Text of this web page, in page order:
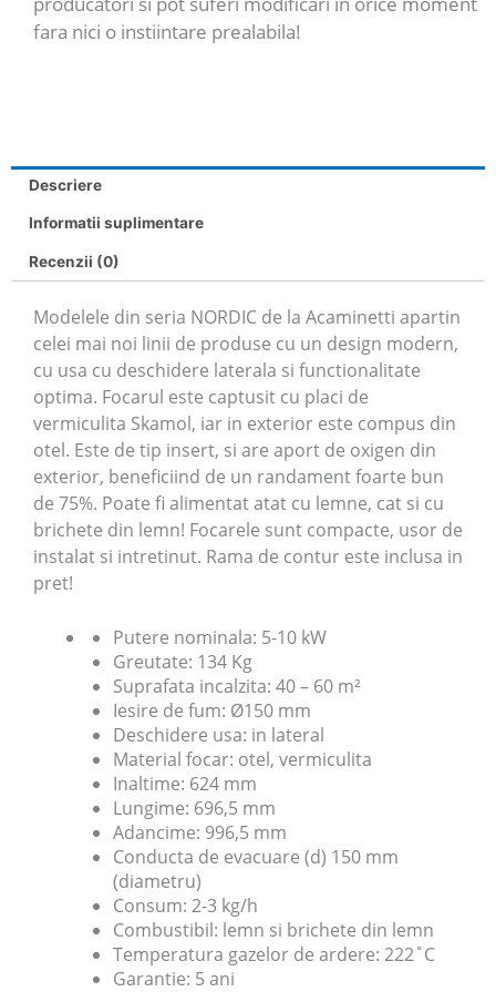
fara nici o instiintare prealabila!
Descriere
Informatii suplimentare
Recenzii (0)
Modelele din seria NORDIC de la Acaminetti apartin
celei mai noi linii de produse cu un design modern,
cu usa cu deschidere laterala si functionalitate
optima. Focarul este captusit cu placi de
vermiculita Skamol, iar in exterior este compus din
otel. Este de tip insert, si are aport de oxigen din
exterior, beneficiind de un randament foarte bun
de 75%. Poate fi alimentat atat cu lemne, cat si cu
brichete din lemn! Focarele sunt compacte, usor de
instalat si intretinut. Rama de contur este inclusa in
pret!
Putere nominala: 5-10 kW
Greutate: 134 Kg
Suprafata incalzita: 40 – 60 m²
Iesire de fum: Ø150 mm
Deschidere usa: in lateral
Material focar: otel, vermiculita
Inaltime: 624 mm
Lungime: 696,5 mm
Adancime: 996,5 mm
Conducta de evacuare (d) 150 mm
(diametru)
Consum: 2-3 kg/h
Combustibil: lemn si brichete din lemn
Temperatura gazelor de ardere: 222˚C
Garantie: 5 ani